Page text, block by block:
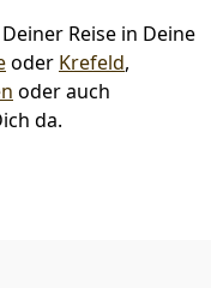
Reise in Deine
oder Krefeld,
oder auch
da.